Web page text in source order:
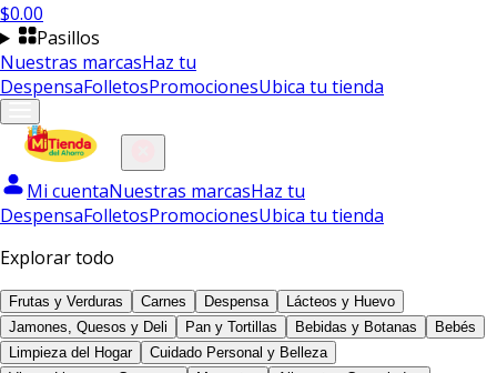
$0.00
Pasillos
Nuestras marcasHaz tu
DespensaFolletosPromocionesUbica tu tienda
Mi cuentaNuestras marcasHaz tu
DespensaFolletosPromocionesUbica tu tienda
Explorar todo
Frutas y Verduras Carnes Despensa
Lácteos y Huevo
Jamones, Quesos y Deli
Pan y Tortillas Bebidas y Botanas
Bebés
Limpieza del Hogar
Cuidado Personal y Belleza